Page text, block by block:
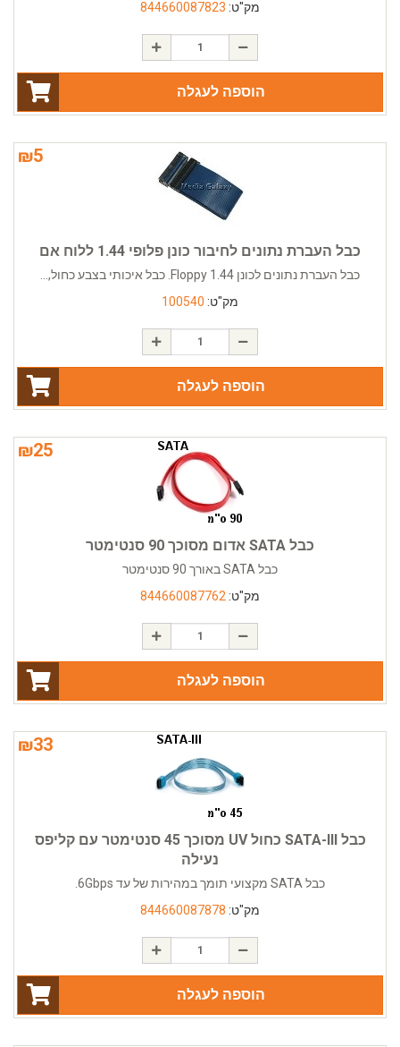
מק"ט: 844660087823
הוספה לעגלה
₪5
כבל העברת נתונים לחיבור כונן פלופי 1.44 ללוח אם
כבל העברת נתונים לכונן Floppy 1.44. כבל איכותי בצבע כחול,...
מק"ט: 100540
הוספה לעגלה
₪25
כבל SATA אדום מסוכך 90 סנטימטר
כבל SATA באורך 90 סנטימטר
מק"ט: 844660087762
הוספה לעגלה
₪33
כבל SATA-III כחול UV מסוכך 45 סנטימטר עם קליפס
נעילה
כבל SATA מקצועי תומך במהירות של עד 6Gbps.
מק"ט: 844660087878
הוספה לעגלה